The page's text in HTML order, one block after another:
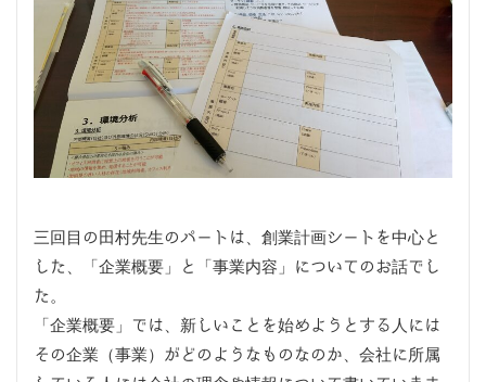
三回目の田村先生のパートは、創業計画シートを中心と
した、「企業概要」と「事業内容」についてのお話でし
た。
「企業概要」では、新しいことを始めようとする人には
その企業（事業）がどのようなものなのか、会社に所属